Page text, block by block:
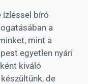
ízléssel bíró
a
mint a
egyetlen nyári
kiváló
de